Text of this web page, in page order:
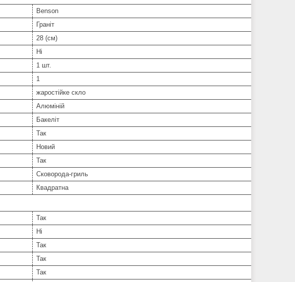
Benson
Граніт
28 (см)
Ні
1 шт.
1
жаростійке скло
Алюміній
Бакеліт
Так
Новий
Так
Сковорода-гриль
Квадратна
Так
Ні
Так
Так
Так